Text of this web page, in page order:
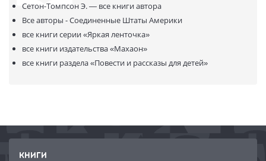
Сетон-Томпсон Э. — все книги автора
Все авторы - Соединенные Штаты Америки
все книги серии«Яркая ленточка»
все книги издательства«Махаон»
все книги раздела«Повести и рассказы для детей»
КНИГИ